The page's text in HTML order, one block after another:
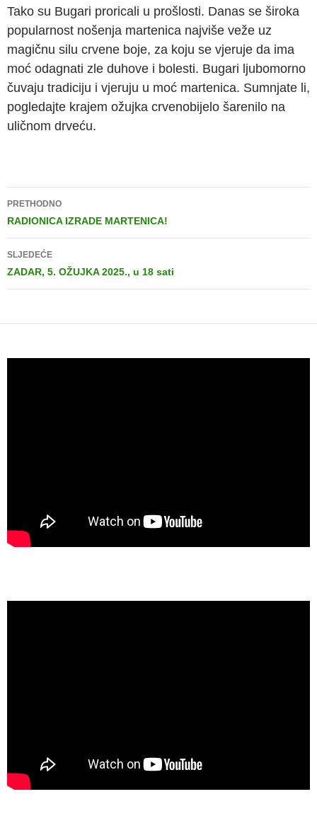
Tako su Bugari proricali u prošlosti. Danas se široka
popularnost nošenja martenica najviše veže uz
magičnu silu crvene boje, za koju se vjeruje da ima
moć odagnati zle duhove i bolesti. Bugari ljubomorno
čuvaju tradiciju i vjeruju u moć martenica. Sumnjate li,
pogledajte krajem ožujka crvenobijelo šarenilo na
uličnom drveću.
PRETHODNO
RADIONICA IZRADE MARTENICA!
SLJEDEĆE
ZADAR, 5. OŽUJKA 2025., u 18 sati